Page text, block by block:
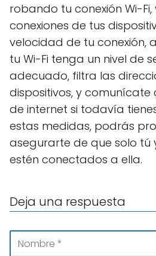
robando tu conexión Wi-
conexiones de tus
velocidad de tu conexión,
tu Wi-Fi tenga un nivel de
adecuado, filtra las
dispositivos, y
de internet si todavía
estas medidas, podrás
asegurarte de que solo tú
estén conectados a ella.
Deja una respuesta